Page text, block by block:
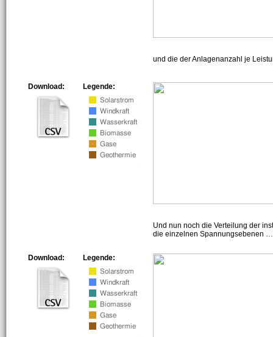
und die der Anlagenanzahl je
Legende:
Download:
Und nun noch die Verteilung der
die einzelnen Spannungsebenen
Legende:
Download: